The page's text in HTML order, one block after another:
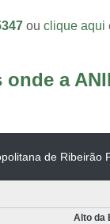
ouclique aqui
onde a
de Ribeirão
Alto da